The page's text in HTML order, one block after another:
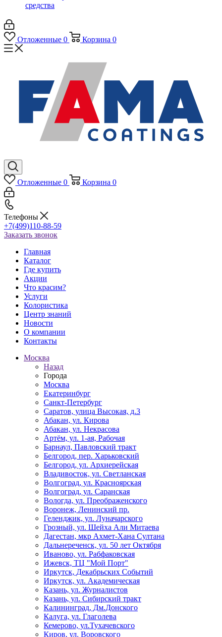
средства
Отложенные 0 Корзина 0
Отложенные 0 Корзина 0
Телефоны
+7(499)110-88-59
Заказать звонок
Главная
Каталог
Где купить
Акции
Что красим?
Услуги
Колористика
Центр знаний
Новости
О компании
Контакты
Москва
Назад
Города
Москва
Екатеринбург
Санкт-Петербург
Саратов, улица Высокая, д.3
Абакан, ул. Кирова
Абакан, ул. Некрасова
Артём, ул. 1-ая, Рабочая
Барнаул, Павловский тракт
Белгород, пер. Харьковский
Белгород, ул. Архиерейская
Владивосток, ул. Светланская
Волгоград, ул. Красноярская
Волгоград, ул. Саранская
Вологда, ул. Преображенского
Воронеж, Ленинский пр.
Геленджик, ул. Луначарского
Грозный, ул. Шейха Али Митаева
Дагестан, мкр Ахмет-Хана Султана
Дальнереченск, ул. 50 лет Октября
Иваново, ул. Рабфаковская
Ижевск, ТЦ "Мой Порт"
Иркутск, Декабрьских Событий
Иркутск, ул. Академическая
Казань, ул. Журналистов
Казань, ул. Сибирский тракт
Калининград, Дм.Донского
Калуга, ул. Глаголева
Кемерово, ул.Тухачевского
Киров, ул. Воровского